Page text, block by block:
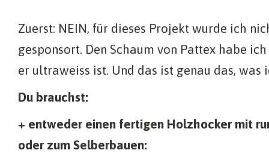
Zuerst: NEIN, für dieses Projekt wurde ich
gesponsort. Den Schaum von Pattex habe
er ultraweiss ist. Und das ist genau das, was
Du brauchst:
+ entweder einen fertigen Holzhocker mit
oder zum Selberbauen: